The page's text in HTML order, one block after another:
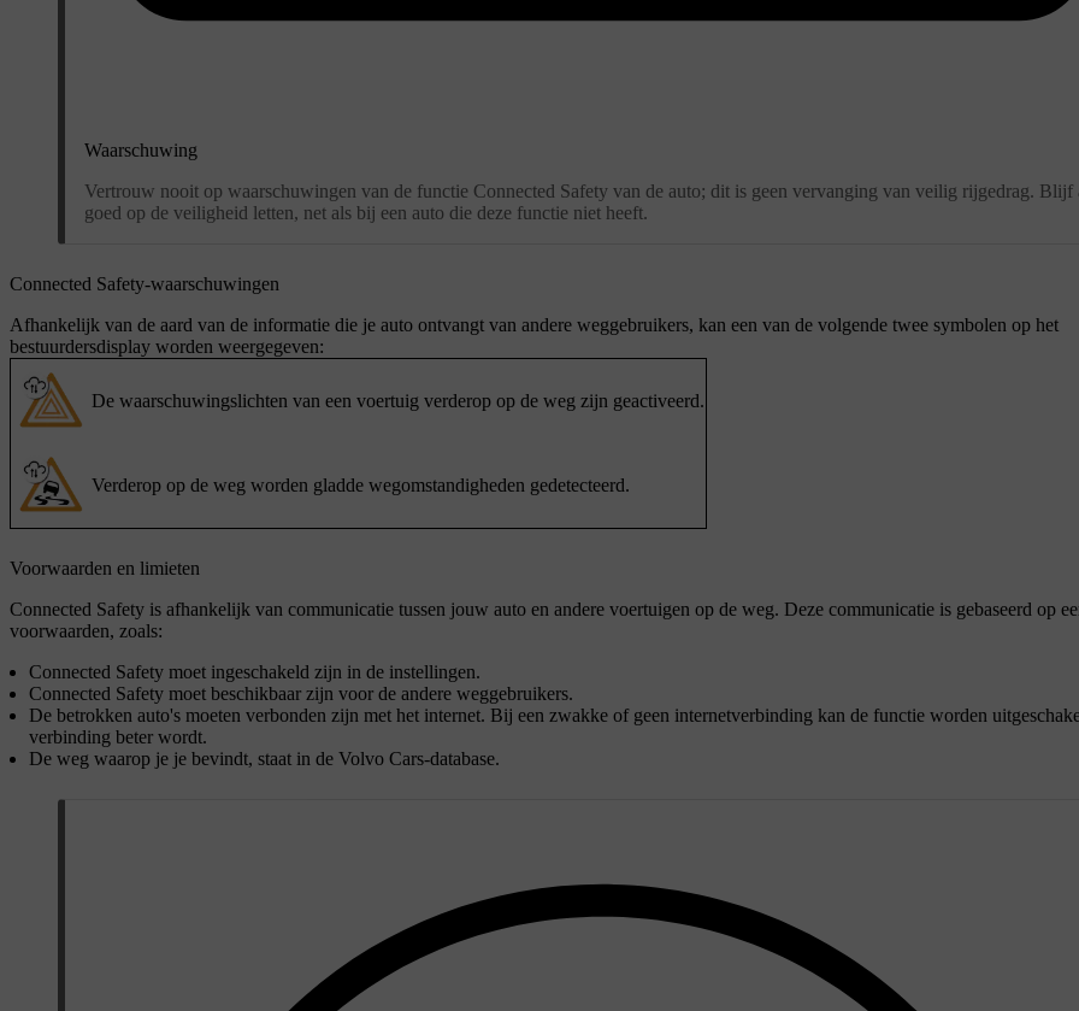
Waarschuwing
Vertrouw nooit op waarschuwingen van de functie Connected Safety van de auto; dit is geen vervanging van veilig rijgedrag. Blijf
goed op de veiligheid letten, net als bij een auto die deze functie niet heeft.
Connected Safety-waarschuwingen
Afhankelijk van de aard van de informatie die je auto ontvangt van andere weggebruikers, kan een van de volgende twee symbolen op het
bestuurdersdisplay worden weergegeven:
De waarschuwingslichten van een voertuig verderop op de weg zijn geactiveerd.
Verderop op de weg worden gladde wegomstandigheden gedetecteerd.
Voorwaarden en limieten
Connected Safety is afhankelijk van communicatie tussen jouw auto en andere voertuigen op de weg. Deze communicatie is gebaseerd op
voorwaarden, zoals:
Connected Safety moet ingeschakeld zijn in de instellingen.
Connected Safety moet beschikbaar zijn voor de andere weggebruikers.
De betrokken auto's moeten verbonden zijn met het internet. Bij een zwakke of geen internetverbinding kan de functie worden
verbinding beter wordt.
De weg waarop je je bevindt, staat in de Volvo Cars-database.